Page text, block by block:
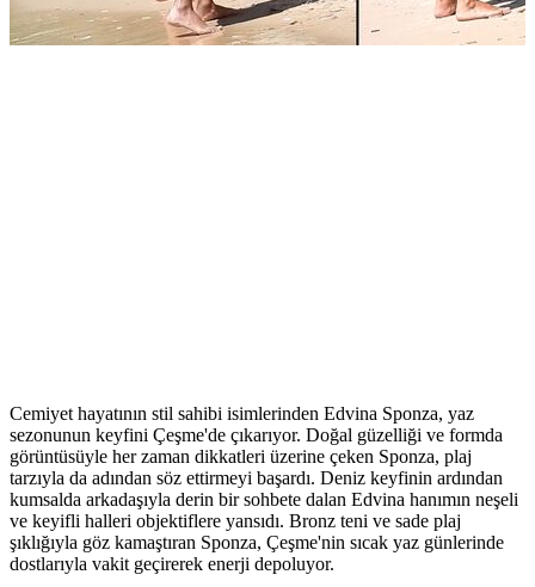
Cemiyet hayatının stil sahibi isimlerinden Edvina Sponza, yaz
sezonunun keyfini Çeşme'de çıkarıyor. Doğal güzelliği ve formda
görüntüsüyle her zaman dikkatleri üzerine çeken Sponza, plaj
tarzıyla da adından söz ettirmeyi başardı. Deniz keyfinin ardından
kumsalda arkadaşıyla derin bir sohbete dalan Edvina hanımın neşeli
ve keyifli halleri objektiflere yansıdı. Bronz teni ve sade plaj
şıklığıyla göz kamaştıran Sponza, Çeşme'nin sıcak yaz günlerinde
dostlarıyla vakit geçirerek enerji depoluyor.